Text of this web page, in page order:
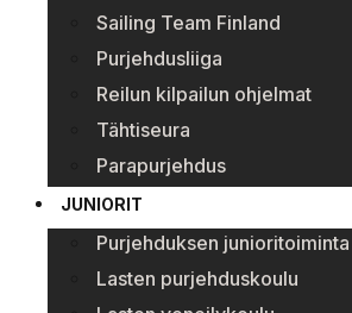
Sailing Team Finland
Purjehdusliiga
Reilun kilpailun ohjelmat
Tähtiseura
Parapurjehdus
JUNIORIT
Purjehduksen junioritoiminta
Lasten purjehduskoulu